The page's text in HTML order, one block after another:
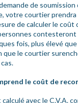
de
votre courtier
de calculer le
contesteront
fois, plus élevé
que le courtier
le coût de
avec le C.V.A.